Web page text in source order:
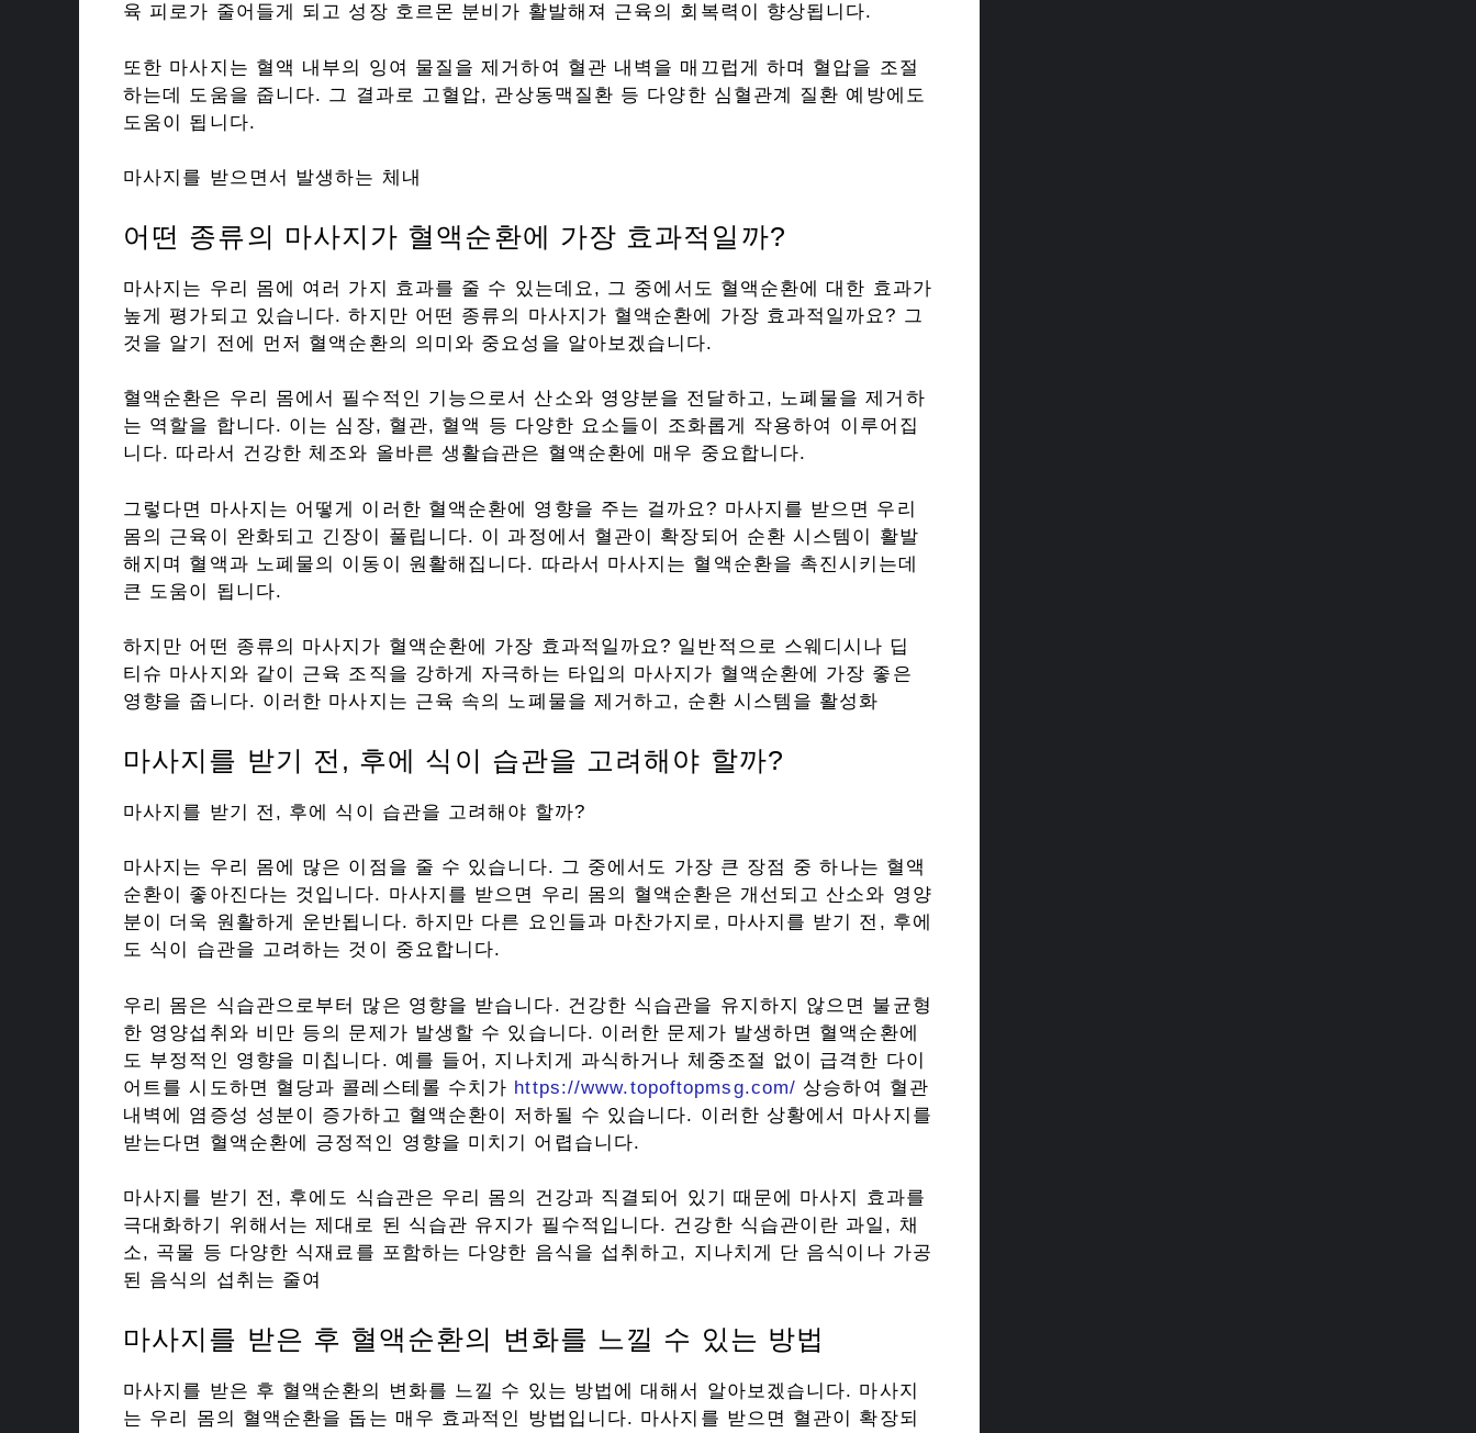
육 피로가 줄어들게 되고 성장 호르몬 분비가 활발해져 근육의 회복력이 향상됩니다.
또한 마사지는 혈액 내부의 잉여 물질을 제거하여 혈관 내벽을 매끄럽게 하며 혈압을 조절
하는데 도움을 줍니다. 그 결과로 고혈압, 관상동맥질환 등 다양한 심혈관계 질환 예방에도
도움이 됩니다.
마사지를 받으면서 발생하는 체내
어떤 종류의 마사지가 혈액순환에 가장 효과적일까?
마사지는 우리 몸에 여러 가지 효과를 줄 수 있는데요, 그 중에서도 혈액순환에 대한 효과가
높게 평가되고 있습니다. 하지만 어떤 종류의 마사지가 혈액순환에 가장 효과적일까요? 그
것을 알기 전에 먼저 혈액순환의 의미와 중요성을 알아보겠습니다.
혈액순환은 우리 몸에서 필수적인 기능으로서 산소와 영양분을 전달하고, 노폐물을 제거하
는 역할을 합니다. 이는 심장, 혈관, 혈액 등 다양한 요소들이 조화롭게 작용하여 이루어집
니다. 따라서 건강한 체조와 올바른 생활습관은 혈액순환에 매우 중요합니다.
그렇다면 마사지는 어떻게 이러한 혈액순환에 영향을 주는 걸까요? 마사지를 받으면 우리
몸의 근육이 완화되고 긴장이 풀립니다. 이 과정에서 혈관이 확장되어 순환 시스템이 활발
해지며 혈액과 노폐물의 이동이 원활해집니다. 따라서 마사지는 혈액순환을 촉진시키는데
큰 도움이 됩니다.
하지만 어떤 종류의 마사지가 혈액순환에 가장 효과적일까요? 일반적으로 스웨디시나 딥
티슈 마사지와 같이 근육 조직을 강하게 자극하는 타입의 마사지가 혈액순환에 가장 좋은
영향을 줍니다. 이러한 마사지는 근육 속의 노폐물을 제거하고, 순환 시스템을 활성화
마사지를 받기 전, 후에 식이 습관을 고려해야 할까?
마사지를 받기 전, 후에 식이 습관을 고려해야 할까?
마사지는 우리 몸에 많은 이점을 줄 수 있습니다. 그 중에서도 가장 큰 장점 중 하나는 혈액
순환이 좋아진다는 것입니다. 마사지를 받으면 우리 몸의 혈액순환은 개선되고 산소와 영양
분이 더욱 원활하게 운반됩니다. 하지만 다른 요인들과 마찬가지로, 마사지를 받기 전, 후에
도 식이 습관을 고려하는 것이 중요합니다.
우리 몸은 식습관으로부터 많은 영향을 받습니다. 건강한 식습관을 유지하지 않으면 불균형
한 영양섭취와 비만 등의 문제가 발생할 수 있습니다. 이러한 문제가 발생하면 혈액순환에
도 부정적인 영향을 미칩니다. 예를 들어, 지나치게 과식하거나 체중조절 없이 급격한 다이
어트를 시도하면 혈당과 콜레스테롤 수치가 https://www.topoftopmsg.com/ 상승하여 혈관
내벽에 염증성 성분이 증가하고 혈액순환이 저하될 수 있습니다. 이러한 상황에서 마사지를
받는다면 혈액순환에 긍정적인 영향을 미치기 어렵습니다.
마사지를 받기 전, 후에도 식습관은 우리 몸의 건강과 직결되어 있기 때문에 마사지 효과를
극대화하기 위해서는 제대로 된 식습관 유지가 필수적입니다. 건강한 식습관이란 과일, 채
소, 곡물 등 다양한 식재료를 포함하는 다양한 음식을 섭취하고, 지나치게 단 음식이나 가공
된 음식의 섭취는 줄여
마사지를 받은 후 혈액순환의 변화를 느낄 수 있는 방법
마사지를 받은 후 혈액순환의 변화를 느낄 수 있는 방법에 대해서 알아보겠습니다. 마사지
는 우리 몸의 혈액순환을 돕는 매우 효과적인 방법입니다. 마사지를 받으면 혈관이 확장되